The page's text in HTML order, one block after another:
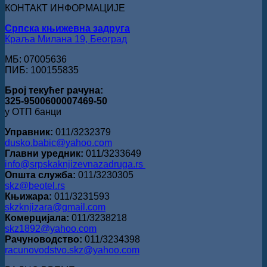
КОНТАКТ ИНФОРМАЦИЈЕ
Српска књижевна задруга
Краља Милана 19, Београд
МБ: 07005636
ПИБ: 100155835
Број текућег рачуна:
325-9500600007469-50
у ОТП банци
Управник: 011/3232379
dusko.babic@yahoo.com
Главни уредник: 011/3233649
info@srpskaknjizevnazadruga.rs
Општа служба: 011/3230305
skz@beotel.rs
Књижара: 011/3231593
skzknjizara@gmail.com
Комерцијала: 011/3238218
skz1892@yahoo.com
Рачуноводство: 011/3234398
racunovodstvo.skz@yahoo.com